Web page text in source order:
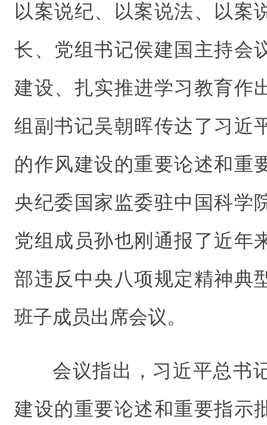
以案说纪、以案说法、以案
长、党组书记侯建国主持会
建设、扎实推进学习教育作
组副书记吴朝晖传达了习近
的作风建设的重要论述和重
央纪委国家监委驻中国科学
党组成员孙也刚通报了近年
部违反中央八项规定精神典
班子成员出席会议。
会议指出，习近平总书
建设的重要论述和重要指示